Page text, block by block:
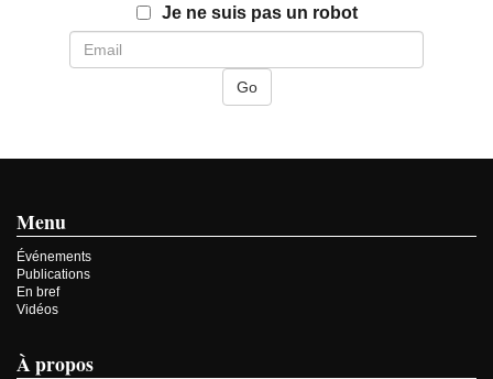
Je ne suis pas un robotEmail
Menu
Événements
Publications
En bref
Vidéos
À propos